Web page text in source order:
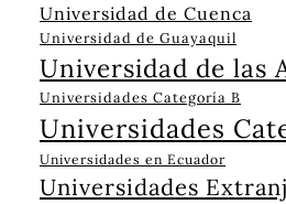
Universidad de Cuenca
Universidad de Guayaquil
Universidad de las
Universidades Categoría B
Universidades
Universidades en Ecuador
Universidades